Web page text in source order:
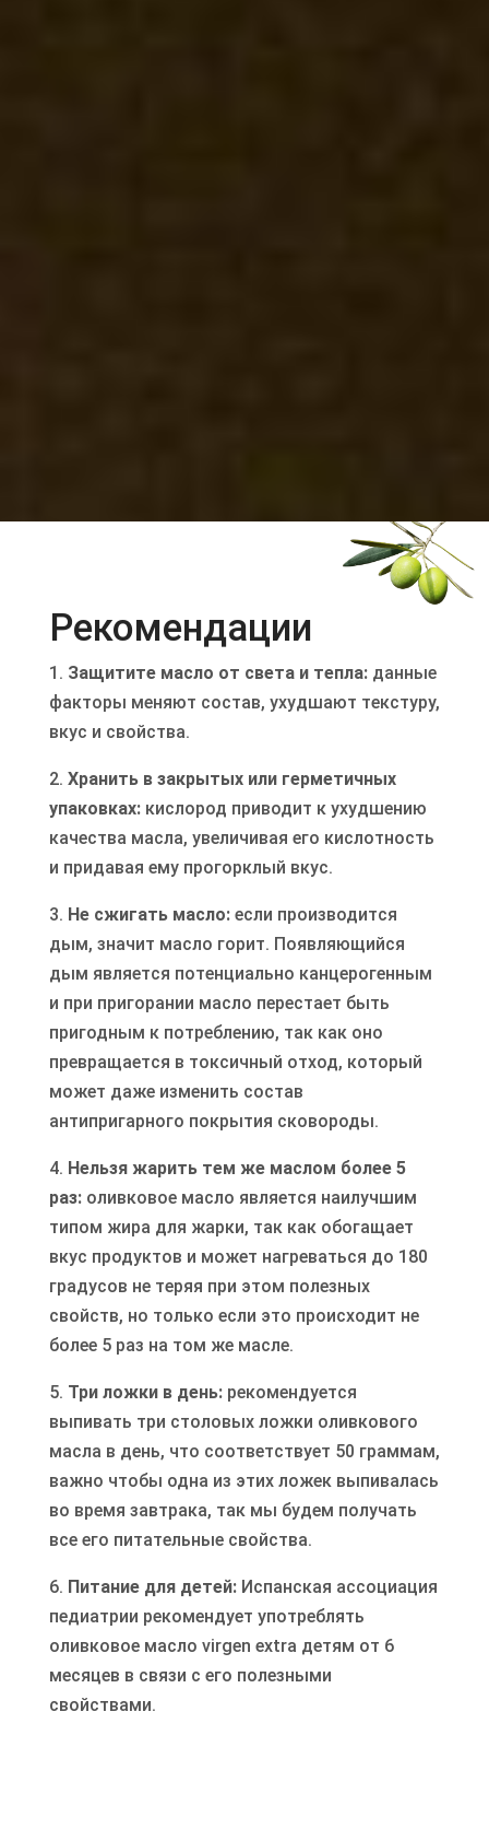
Рекомендации
1. Защитите масло от света и тепла: данные
факторы меняют состав, ухудшают текстуру,
вкус и свойства.
2. Хранить в закрытых или герметичных
упаковках: кислород приводит к ухудшению
качества масла, увеличивая его кислотность
и придавая ему прогорклый вкус.
3. Не сжигать масло: если производится
дым, значит масло горит. Появляющийся
дым является потенциально канцерогенным
и при пригорании масло перестает быть
пригодным к потреблению, так как оно
превращается в токсичный отход, который
может даже изменить состав
антипригарного покрытия сковороды.
4. Нельзя жарить тем же маслом более 5
раз: оливковое масло является наилучшим
типом жира для жарки, так как обогащает
вкус продуктов и может нагреваться до 180
градусов не теряя при этом полезных
свойств, но только если это происходит не
более 5 раз на том же масле.
5. Три ложки в день: рекомендуется
выпивать три столовых ложки оливкового
масла в день, что соответствует 50 граммам,
важно чтобы одна из этих ложек выпивалась
во время завтрака, так мы будем получать
все его питательные свойства.
6. Питание для детей: Испанская ассоциация
педиатрии рекомендует употреблять
оливковое масло virgen extra детям от 6
месяцев в связи с его полезными
свойствами.